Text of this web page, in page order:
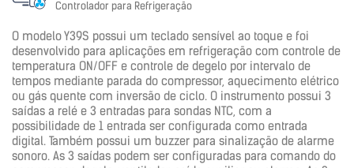
Controlador para Refrigeração
O modelo Y39S possui um teclado sensível ao toque e foi
desenvolvido para aplicações em refrigeração com controle de
temperatura ON/OFF e controle de degelo por intervalo de
tempos mediante parada do compressor, aquecimento elétrico
ou gás quente com inversão de ciclo. O instrumento possui 3
saídas a relé e 3 entradas para sondas NTC, com a
possibilidade de 1 entrada ser configurada como entrada
digital. Também possui um buzzer para sinalização de alarme
sonoro. As 3 saídas podem ser configuradas para comando do